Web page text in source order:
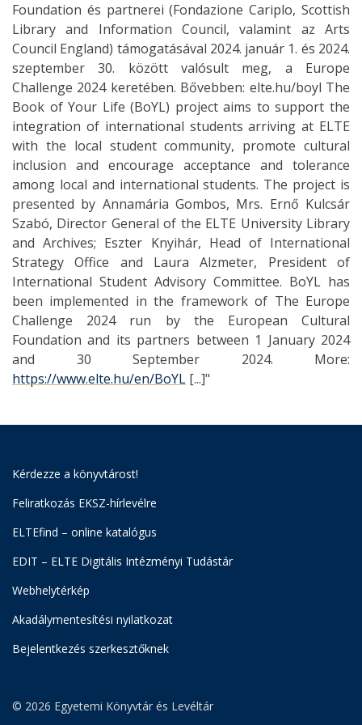
Foundation és partnerei (Fondazione Cariplo, Scottish
Library and Information Council, valamint az Arts
Council England) támogatásával 2024. január 1. és 2024.
szeptember 30. között valósult meg, a Europe
Challenge 2024 keretében. Bővebben: elte.hu/boyl The
Book of Your Life (BoYL) project aims to support the
integration of international students arriving at ELTE
with the local student community, promote cultural
inclusion and encourage acceptance and tolerance
among local and international students. The project is
presented by Annamária Gombos, Mrs. Ernő Kulcsár
Szabó, Director General of the ELTE University Library
and Archives; Eszter Knyihár, Head of International
Strategy Office and Laura Alzmeter, President of
International Student Advisory Committee. BoYL has
been implemented in the framework of The Europe
Challenge 2024 run by the European Cultural
Foundation and its partners between 1 January 2024
and 30 September 2024. More:
https://www.elte.hu/en/BoYL [...]"
Kérdezze a könyvtárost!
Feliratkozás EKSZ-hírlevélre
ELTEfind – online katalógus
EDIT – ELTE Digitális Intézményi Tudástár
Webhelytérkép
Akadálymentesítési nyilatkozat
Bejelentkezés szerkesztőknek
© 2026 Egyetemi Könyvtár és Levéltár